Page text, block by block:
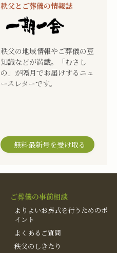
秩父とご葬儀の情報誌
秩父の地域情報やご葬儀の豆
知識などが満載。「むさし
の」が隔月でお届けするニュ
ースレターです。
無料最新号を受け取る
ご葬儀の事前相談
よりよいお葬式を行うためのポ
イント
よくあるご質問
秩父のしきたり